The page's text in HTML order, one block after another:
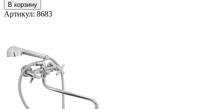
В корзину
Артикул: 8683